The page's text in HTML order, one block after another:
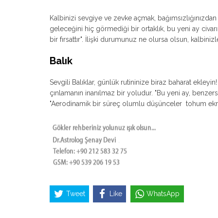
Kalbinizi sevgiye ve zevke açmak,
geleceğini hiç görmediği bir ortaklık, bu yeni ay
bir fırsattır". İlişki durumunuz ne olursa olsun,
Balık
Sevgili Balıklar, günlük rutininize biraz baharat
çınlamanın inanılmaz bir yoludur. "Bu yeni ay,
"Aerodinamik bir süreç olumlu düşünceler tohum
Tweet Like WhatsApp